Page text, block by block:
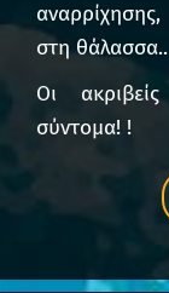
στη θάλασσα..
Οι
σύντομα! !